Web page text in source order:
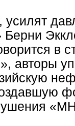
в
авторы